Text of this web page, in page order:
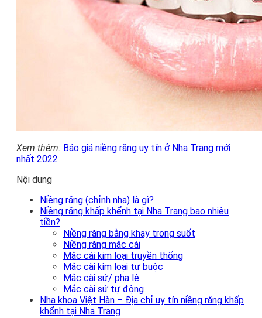
Xem thêm: Báo giá niềng răng uy tín ở Nha Trang mới
nhất 2022
Nội dung
Niềng răng (chỉnh nha) là gì?
Niềng răng khấp khểnh tại Nha Trang bao nhiêu
tiền?
Niềng răng bằng khay trong suốt
Niềng răng mắc cài
Mắc cài kim loại truyền thống
Mắc cài kim loại tự buộc
Mắc cài sứ/ pha lê
Mắc cài sứ tự động
Nha khoa Việt Hàn – Địa chỉ uy tín niềng răng khấp
khểnh tại Nha Trang